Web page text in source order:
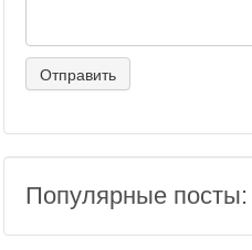
Популярные посты: